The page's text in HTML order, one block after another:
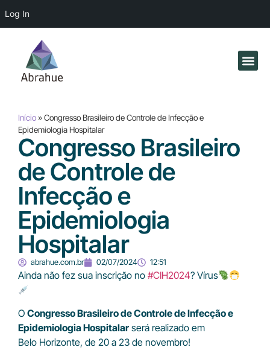
Log In
Início»Congresso Brasileiro de Controle de Infecção e
Epidemiologia Hospitalar
Congresso Brasileiro
de Controle de
Infecção e
Epidemiologia
Hospitalar
abrahue.com.br 02/07/2024 12:51
Ainda não fez sua inscrição no #CIH2024? Vírus
O Congresso Brasileiro de Controle de Infecção e
Epidemiologia Hospitalar será realizado em
Belo Horizonte, de 20 a 23 de novembro!